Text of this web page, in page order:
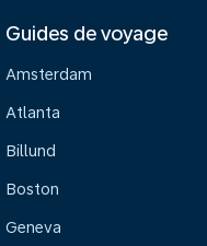
Guides de voyage
Amsterdam
Atlanta
Billund
Boston
Geneva